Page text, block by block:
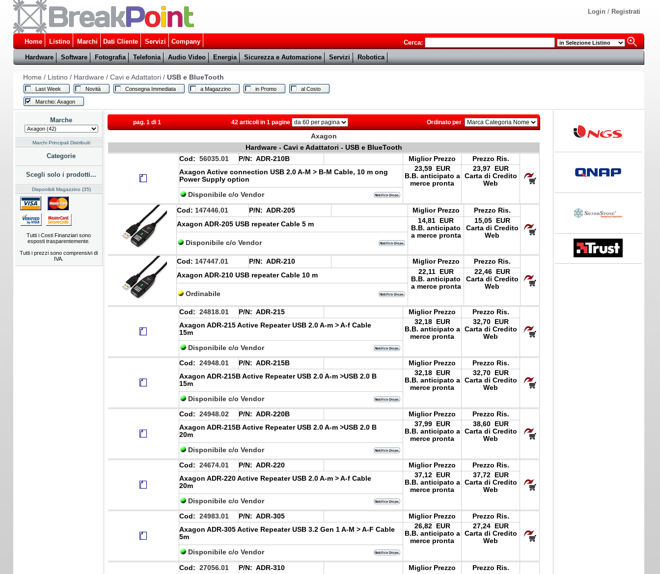
Login / Registrati
Home Listino Marchi Dati Cliente Servizi Company
Cerca:
Hardware
Software Fotografia Telefonia Audio Video Energia Sicurezza e Automazione Servizi Robotica
Home / Listino/ Hardware / Cavi e Adattatori/ USB e BlueTooth
Last Week Novità Consegna Immediata a Magazzino in Promo al Costo
Marchio: Axagon
Marche
Marchi Principali Distribuiti
Categorie
Scegli solo i prodotti...
Disponibili Magazzino (35)
Tutti i Costi Finanziari sono
esposti trasparentemente.
Tutti i prezzi sono comprensivi di
IVA.
pag. 1 di 1 42 articoli in 1 pagine Ordinato per
Axagon
Hardware - Cavi e Adattatori - USB e BlueTooth
Cod: 56035.01 P/N: ADR-210B Miglior Prezzo
Prezzo Ris.
Axagon Active connection USB 2.0 A-M > B-M Cable, 10 m ong
Power Supply option
23,59 EUR
B.B. anticipato a
merce pronta
23,97 EUR
Carta di Credito
Web
Disponibile c/o Vendor
Cod: 147446.01 P/N: ADR-205 Miglior Prezzo
Prezzo Ris.
Axagon ADR-205 USB repeater Cable 5 m
14,81 EUR
B.B. anticipato
a merce pronta
15,05 EUR
Carta di Credito
Web
Disponibile c/o Vendor
Cod: 147447.01 P/N: ADR-210 Miglior Prezzo
Prezzo Ris.
Axagon ADR-210 USB repeater Cable 10 m
22,11 EUR
B.B. anticipato
a merce pronta
22,46 EUR
Carta di Credito
Web
Ordinabile
Cod: 24818.01 P/N: ADR-215 Miglior Prezzo
Prezzo Ris.
Axagon ADR-215 Active Repeater USB 2.0 A-m > A-f Cable
15m
32,18 EUR
B.B. anticipato a
merce pronta
32,70 EUR
Carta di Credito
Web
Disponibile c/o Vendor
Cod: 24948.01 P/N: ADR-215B Miglior Prezzo
Prezzo Ris.
Axagon ADR-215B Active Repeater USB 2.0 A-m >USB 2.0 B
15m
32,18 EUR
B.B. anticipato a
merce pronta
32,70 EUR
Carta di Credito
Web
Disponibile c/o Vendor
Cod: 24948.02 P/N: ADR-220B Miglior Prezzo
Prezzo Ris.
Axagon ADR-215B Active Repeater USB 2.0 A-m >USB 2.0 B
20m
37,99 EUR
B.B. anticipato a
merce pronta
38,60 EUR
Carta di Credito
Web
Disponibile c/o Vendor
Cod: 24674.01 P/N: ADR-220 Miglior Prezzo
Prezzo Ris.
Axagon ADR-220 Active Repeater USB 2.0 A-m > A-f Cable
20m
37,12 EUR
B.B. anticipato a
merce pronta
37,72 EUR
Carta di Credito
Web
Disponibile c/o Vendor
Cod: 24983.01 P/N: ADR-305 Miglior Prezzo
Prezzo Ris.
Axagon ADR-305 Active Repeater USB 3.2 Gen 1 A-M > A-F Cable
5m
26,82 EUR
B.B. anticipato a
merce pronta
27,24 EUR
Carta di Credito
Web
Disponibile c/o Vendor
Cod: 27056.01 P/N: ADR-310 Miglior Prezzo
Prezzo Ris.